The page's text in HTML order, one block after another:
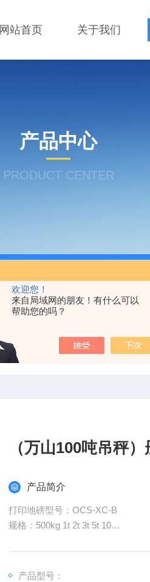
欢迎您！
来自局域网的朋友！有什么可以
帮助您的吗？
网站首页 关于我们
产品中心
PRODUCT CENTER
产品中心 电子地磅（上海地磅）
（万山100吨吊秤
产品简介
打印地磅型号：OCS-XC-B
规格：500kg 1t 2t 3t 5t 10
产品型号：